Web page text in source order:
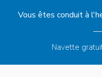
Vous êtes conduit à
Navette